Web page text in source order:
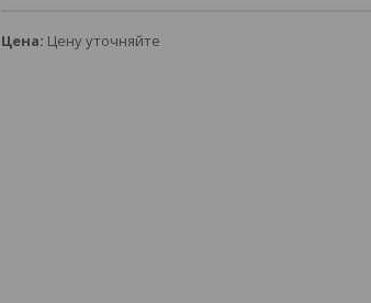
Цена: Цену уточняйте